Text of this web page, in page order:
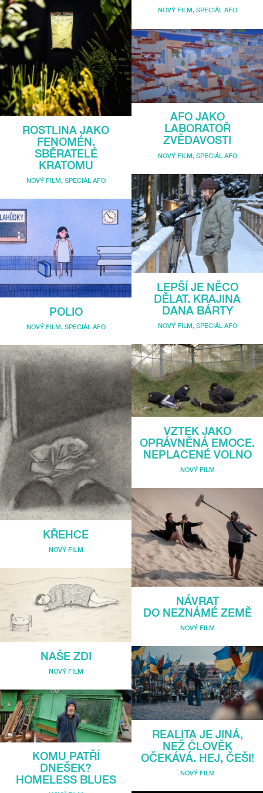
ROSTLINA JAKO
FENOMÉN.
SBĚRATELÉ
KRATOMU
NOVÝ FILM, SPECIÁL AFO
POLIO
NOVÝ FILM, SPECIÁL AFO
KŘEHCE
NOVÝ FILM
NAŠE ZDI
NOVÝ FILM
KOMU PATŘÍ
DNEŠEK?
HOMELESS BLUES
NOVÝ FILM, SPECIÁL AFO
AFO JAKO
LABORATOŘ
ZVĚDAVOSTI
NOVÝ FILM SPECIÁL AFO
LEPŠÍ JE NĚCO
DĚLAT. KRAJINA
DANA BÁRTY
NOVÝ FILM SPECIÁL AFO
VZTEK JAKO
OPRÁVNĚNÁ EMOCE.
NEPLACENÉ VOLNO
NOVÝ FILM
NÁVRAT
DO NEZNÁMÉ ZEMĚ
NOVÝ FILM
REALITA JE JINÁ,
NEŽ ČLOVĚK
OČEKÁVÁ. HEJ, ČEŠI!
NOVÝ FILM